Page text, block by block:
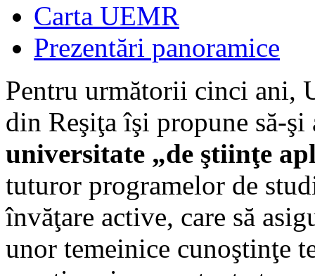
Carta UEMR
Prezentări panoramice
Pentru următorii cinci ani,
din Reşiţa îşi propune să-
universitate „de ştiinţe
tuturor programelor de
învăţare active, care să
unor temeinice cunoştinţe